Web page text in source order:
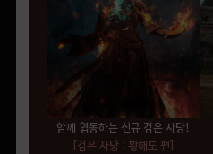
함께 협동하는 신규 검은 사당!
[검은 사당 : 황해도 편]